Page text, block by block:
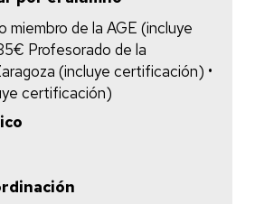
de la AGE (incluye
Profesorado de la
(incluye certificación) •
certificación)